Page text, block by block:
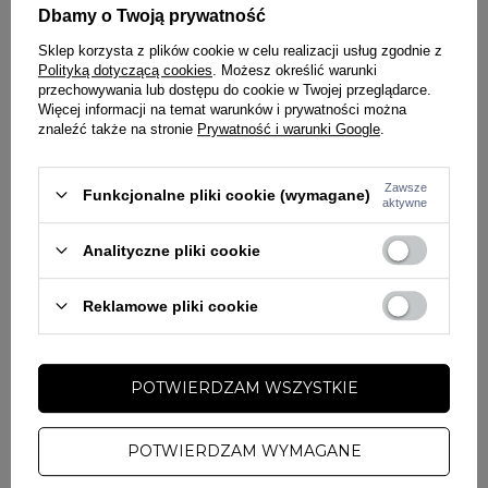
Seria280 POLY ELASTANE
Profesjonalna linia Performance Pro+
Luźniejszy krój
Raglanowe rękawy
Żebrowany kołnierz
Tkanina od wewnętrznej strony jest gładka
Lekko elastyczna tkanina sprawia, że bluza nie krępuje ruchów
Bluza zapinana na zamek błyskawiczny
Tkane żakardowe lampasy wzdłuż boków rękawów
Dół bluzy i rękawy zakończone ściągaczami
Dlaczego warto wybrać bluzę Pitbull Verona?
Bluza
Elastyczna dzianina zapewnia komfort noszenia oraz swobodę ruchów,
a luźniejszy fason sprawia, że model świetnie dopasowuje się do sylwetki.
Dbamy o Twoją prywatność
Sklep korzysta z plików cookie w celu realizacji usług zgodnie z
Polityką dotyczącą cookies . Możesz określić warunki
przechowywania lub dostępu do cookie w Twojej przeglądarce.
Więcej informacji na temat warunków i prywatności można
znaleźć także na stronie Prywatność i warunki Google
Funkcjonalne pliki cookie (wymagane)
Zawsze
aktywne
Analityczne pliki cookie
Reklamowe pliki cookie
POTWIERDZAM WYMAGANE
POTWIERDZAM WSZYSTKIE